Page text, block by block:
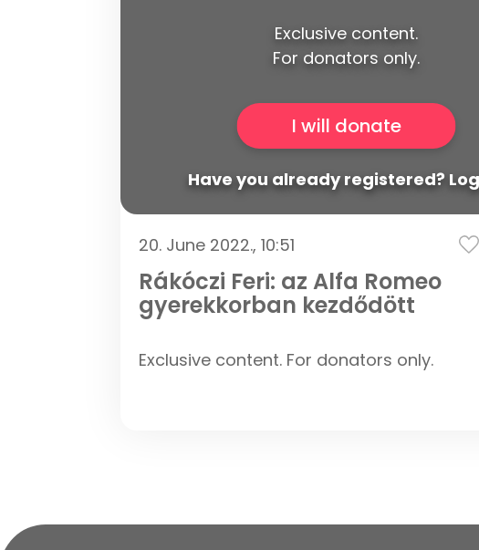
Exclusive content.
For donators only.
I will donate
Have you already registered?
20. June 2022., 10:51
Rákóczi Feri: az Alfa Romeo
gyerekkorban kezdődött
Exclusive content. For donators only.